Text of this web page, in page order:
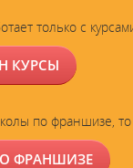
только с
КУРСЫ
по франшизе,
ФРАНШИЗЕ